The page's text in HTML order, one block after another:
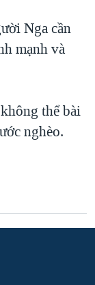
Nga cần
mạnh và
thể bài
nghèo.